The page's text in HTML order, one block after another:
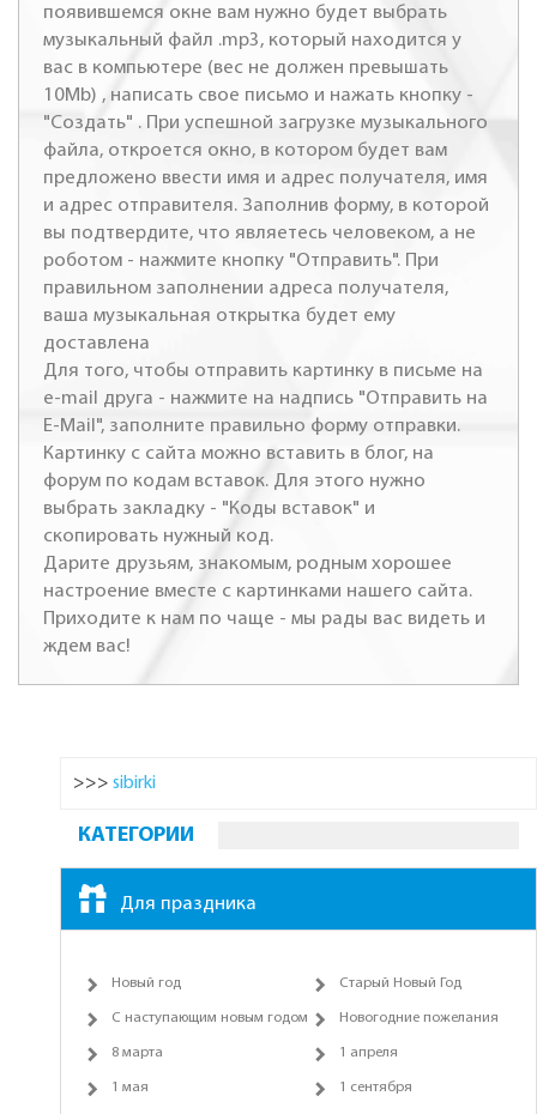
появившемся окне вам нужно будет выбрать
музыкальный файл .mp3, который находится у
вас в компьютере (вес не должен превышать
10Mb) , написать свое письмо и нажать кнопку -
"Создать" . При успешной загрузке музыкального
файла, откроется окно, в котором будет вам
предложено ввести имя и адрес получателя, имя
и адрес отправителя. Заполнив форму, в которой
вы подтвердите, что являетесь человеком, а не
роботом - нажмите кнопку "Отправить". При
правильном заполнении адреса получателя,
ваша музыкальная открытка будет ему
доставлена
Для того, чтобы отправить картинку в письме на
e-mail друга - нажмите на надпись "Отправить на
E-Mail", заполните правильно форму отправки.
Картинку с сайта можно вставить в блог, на
форум по кодам вставок. Для этого нужно
выбрать закладку - "Коды вставок" и
скопировать нужный код.
Дарите друзьям, знакомым, родным хорошее
настроение вместе с картинками нашего сайта.
Приходите к нам по чаще - мы рады вас видеть и
ждем вас!
>>> sibirki
КАТЕГОРИИ
Для праздника
Новый год Старый Новый Год
С наступающим новым годом Новогодние пожелания
8 марта 1 апреля
1 мая 1 сентября